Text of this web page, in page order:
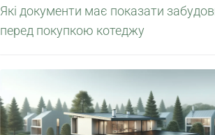
Які документи має показати
перед покупкою котеджу